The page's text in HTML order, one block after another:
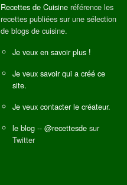
Recettes de Cuisine référence les
recettes publiées sur une sélection
de blogs de cuisine.
Je veux en savoir plus !
Je veux savoir qui a créé ce
site.
Je veux contacter le créateur.
le blog -- @recettesde sur
Twitter